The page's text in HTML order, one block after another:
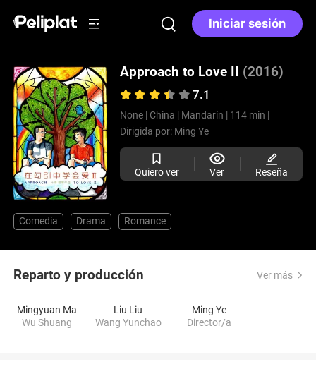
Iniciar sesión
Approach to Love II (2016)
7.1
None | China | Mandarín | 114 min |
Dirigida por: Ming Ye
Quiero ver Ver Reseña
Comedia Drama Romance
Reparto y producción Ver más
Mingyuan Ma
Wu Shuang
Liu Liu
Wang Yunchao
Ming Ye
Director/a